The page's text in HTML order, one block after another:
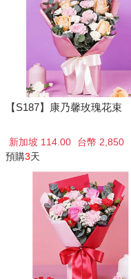
【S187】康乃馨玫瑰花束
新加坡 114.00
台幣 2,850
預購3天